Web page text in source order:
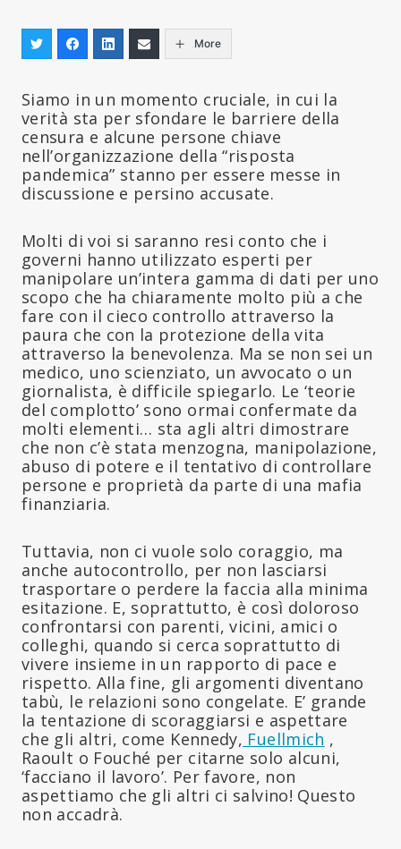
More
Siamo in un momento cruciale, in cui la
verità sta per sfondare le barriere della
censura e alcune persone chiave
nell’organizzazione della “risposta
pandemica” stanno per essere messe in
discussione e persino accusate.
Molti di voi si saranno resi conto che i
governi hanno utilizzato esperti per
manipolare un’intera gamma di dati per uno
scopo che ha chiaramente molto più a che
fare con il cieco controllo attraverso la
paura che con la protezione della vita
attraverso la benevolenza. Ma se non sei un
medico, uno scienziato, un avvocato o un
giornalista, è difficile spiegarlo. Le ‘teorie
del complotto’ sono ormai confermate da
molti elementi… sta agli altri dimostrare
che non c’è stata menzogna, manipolazione,
abuso di potere e il tentativo di controllare
persone e proprietà da parte di una mafia
finanziaria.
Tuttavia, non ci vuole solo coraggio, ma
anche autocontrollo, per non lasciarsi
trasportare o perdere la faccia alla minima
esitazione. E, soprattutto, è così doloroso
confrontarsi con parenti, vicini, amici o
colleghi, quando si cerca soprattutto di
vivere insieme in un rapporto di pace e
rispetto. Alla fine, gli argomenti diventano
tabù, le relazioni sono congelate. E’ grande
la tentazione di scoraggiarsi e aspettare
che gli altri, come Kennedy, Fuellmich ,
Raoult o Fouché per citarne solo alcuni,
‘facciano il lavoro’. Per favore, non
aspettiamo che gli altri ci salvino! Questo
non accadrà.